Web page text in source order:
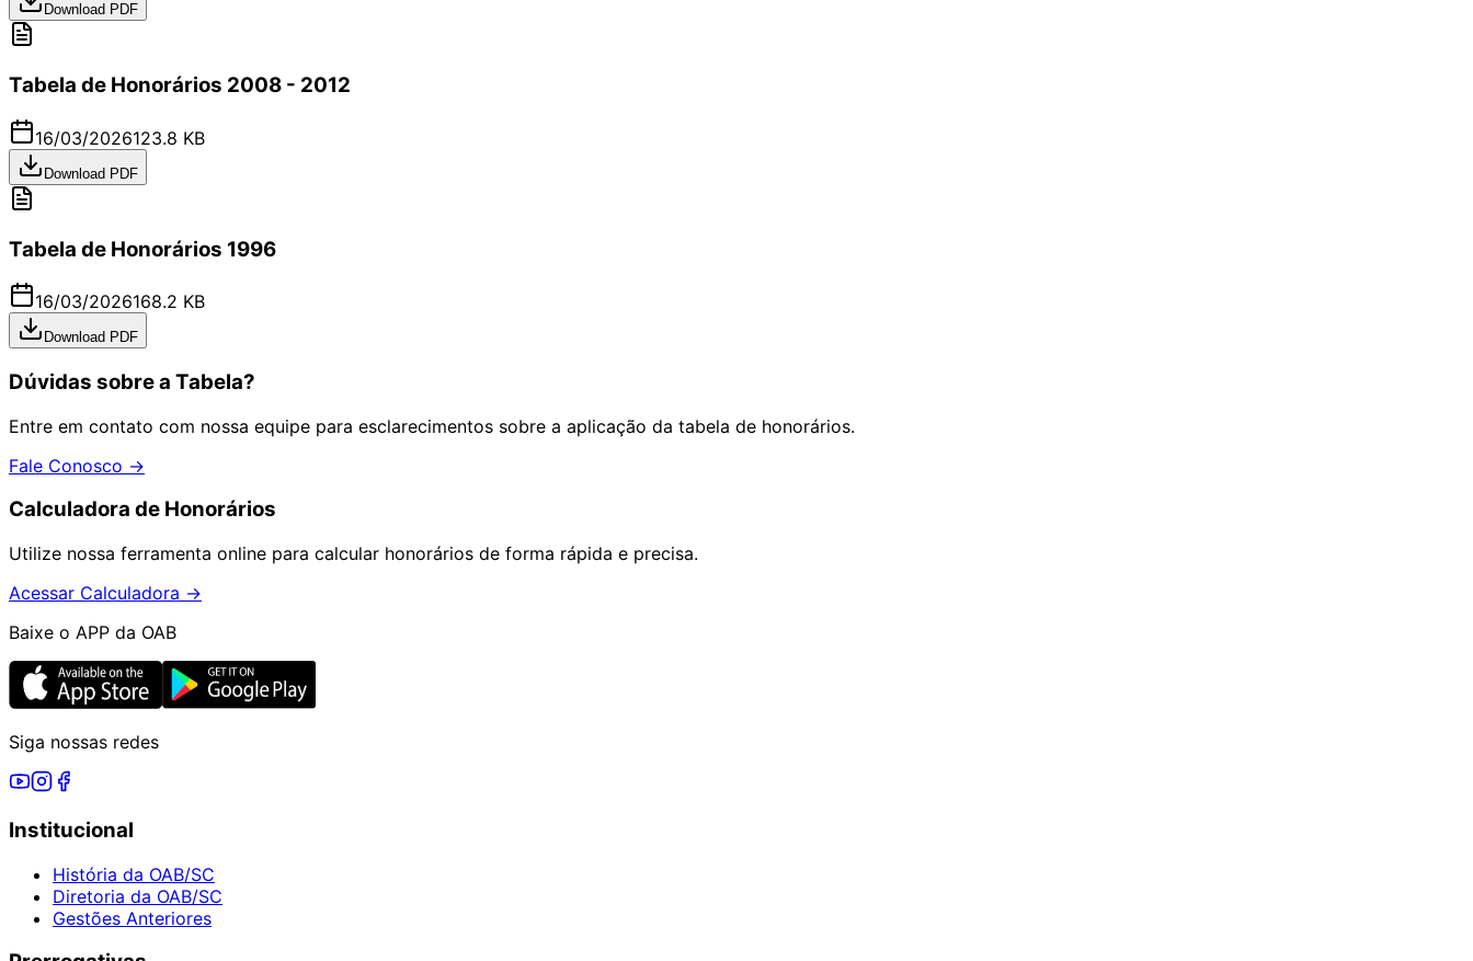
Download PDF
Tabela de Honorários 2008 - 2012
16/03/2026123.8 KB
Download PDF
Tabela de Honorários 1996
16/03/2026168.2 KB
Download PDF
Dúvidas sobre a Tabela?
Entre em contato com nossa equipe para esclarecimentos sobre a aplicação da tabela de honorários.
Fale Conosco →
Calculadora de Honorários
Utilize nossa ferramenta online para calcular honorários de forma rápida e precisa.
Acessar Calculadora →
Baixe o APP da OAB
Siga nossas redes
Institucional
História da OAB/SC
Diretoria da OAB/SC
Gestões Anteriores